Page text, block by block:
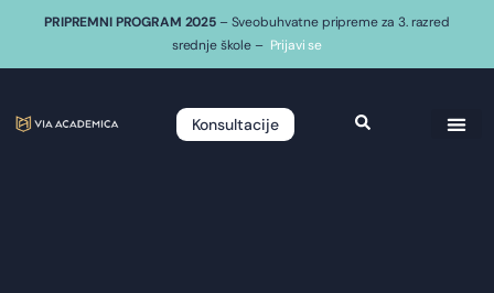
PRIPREMNI PROGRAM 2025 – Sveobuhvatne pripreme za 3. razred
srednje škole – Prijavi se
Konsultacije